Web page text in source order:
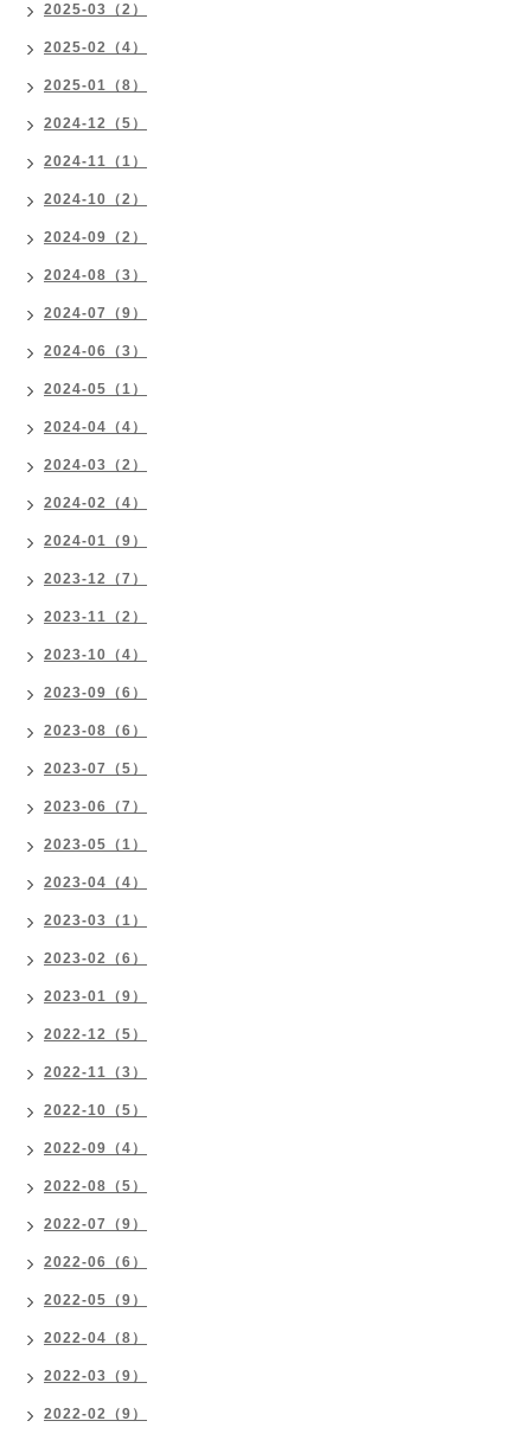
2025-03（2）
2025-02（4）
2025-01（8）
2024-12（5）
2024-11（1）
2024-10（2）
2024-09（2）
2024-08（3）
2024-07（9）
2024-06（3）
2024-05（1）
2024-04（4）
2024-03（2）
2024-02（4）
2024-01（9）
2023-12（7）
2023-11（2）
2023-10（4）
2023-09（6）
2023-08（6）
2023-07（5）
2023-06（7）
2023-05（1）
2023-04（4）
2023-03（1）
2023-02（6）
2023-01（9）
2022-12（5）
2022-11（3）
2022-10（5）
2022-09（4）
2022-08（5）
2022-07（9）
2022-06（6）
2022-05（9）
2022-04（8）
2022-03（9）
2022-02（9）